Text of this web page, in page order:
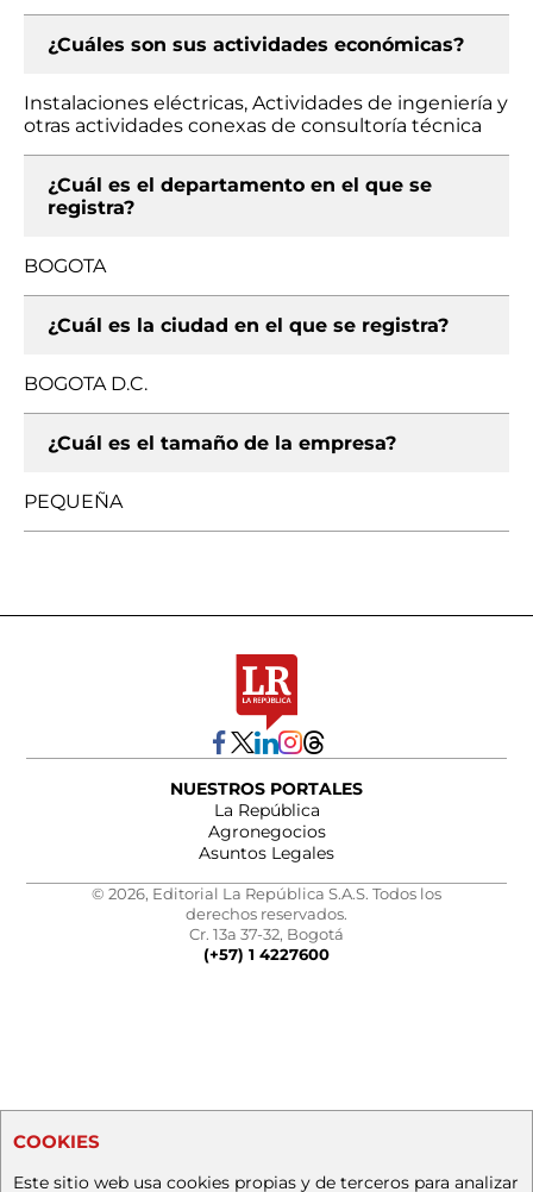
¿Cuáles son sus actividades económicas?
Instalaciones eléctricas, Actividades de ingeniería y
otras actividades conexas de consultoría técnica
¿Cuál es el departamento en el que se
registra?
BOGOTA
¿Cuál es la ciudad en el que se registra?
BOGOTA D.C.
¿Cuál es el tamaño de la empresa?
PEQUEÑA
NUESTROS PORTALES
La República
Agronegocios
Asuntos Legales
© 2026, Editorial La República S.A.S. Todos los
derechos reservados.
Cr. 13a 37-32, Bogotá
(+57) 1 4227600
COOKIES
Este sitio web usa cookies propias y de terceros para analizar